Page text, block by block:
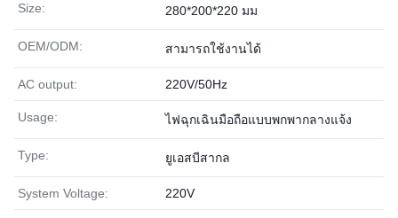
Size: 280*200*220 มม
OEM/ODM: สามารถใช้งานได้
AC output: 220V/50Hz
Usage: ไฟฉุกเฉินมือถือแบบพกพากลางแจ้ง
Type: ยูเอสบีสากล
System Voltage: 220V